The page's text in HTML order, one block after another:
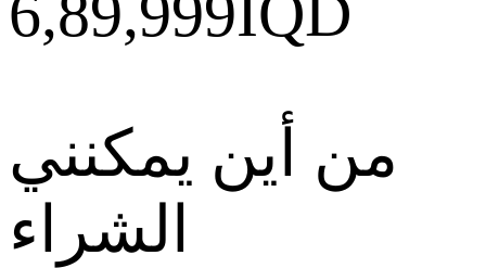
من أين يمكنني
الشراء